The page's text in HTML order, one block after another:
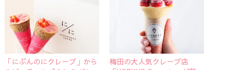
「にぶんのにクレープ」から
梅田の大人気クレープ店